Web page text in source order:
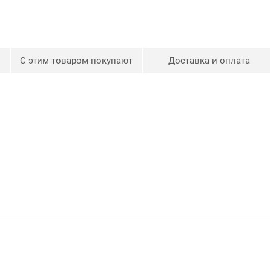
С этим товаром покупают Доставка и оплата